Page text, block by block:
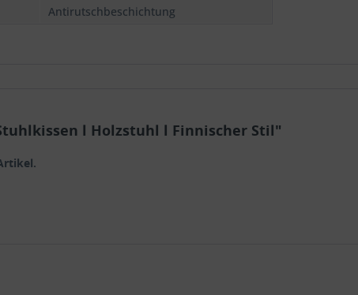
Antirutschbeschichtung
l Holzstuhl l Finnischer Stil"